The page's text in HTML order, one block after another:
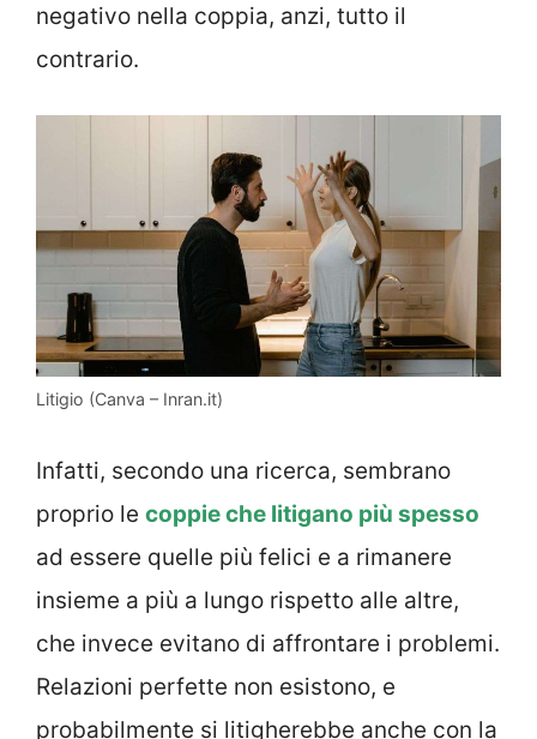
negativo nella coppia, anzi, tutto il
contrario.
Litigio (Canva – Inran.it)
Infatti, secondo una ricerca, sembrano
proprio le coppie che litigano più spesso
ad essere quelle più felici e a rimanere
insieme a più a lungo rispetto alle altre,
che invece evitano di affrontare i problemi.
Relazioni perfette non esistono, e
probabilmente si litigherebbe anche con la